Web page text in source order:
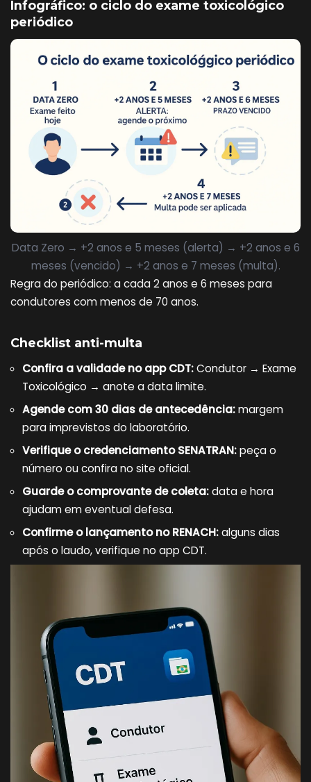
Infográfico: o ciclo do exame toxicológico
periódico
Data Zero → +2 anos e 5 meses (alerta) → +2 anos e 6
meses (vencido) → +2 anos e 7 meses (multa).
Regra do periódico: a cada 2 anos e 6 meses para
condutores com menos de 70 anos.
Checklist anti-multa
Confira a validade no app CDT:Condutor → Exame
Toxicológico → anote a data limite.
Agende com 30 dias de antecedência:margem
para imprevistos do laboratório.
Verifique o credenciamento SENATRAN:peça o
número ou confira no site oficial.
Guarde o comprovante de coleta:data e hora
ajudam em eventual defesa.
Confirme o lançamento no RENACH:alguns dias
após o laudo, verifique no app CDT.